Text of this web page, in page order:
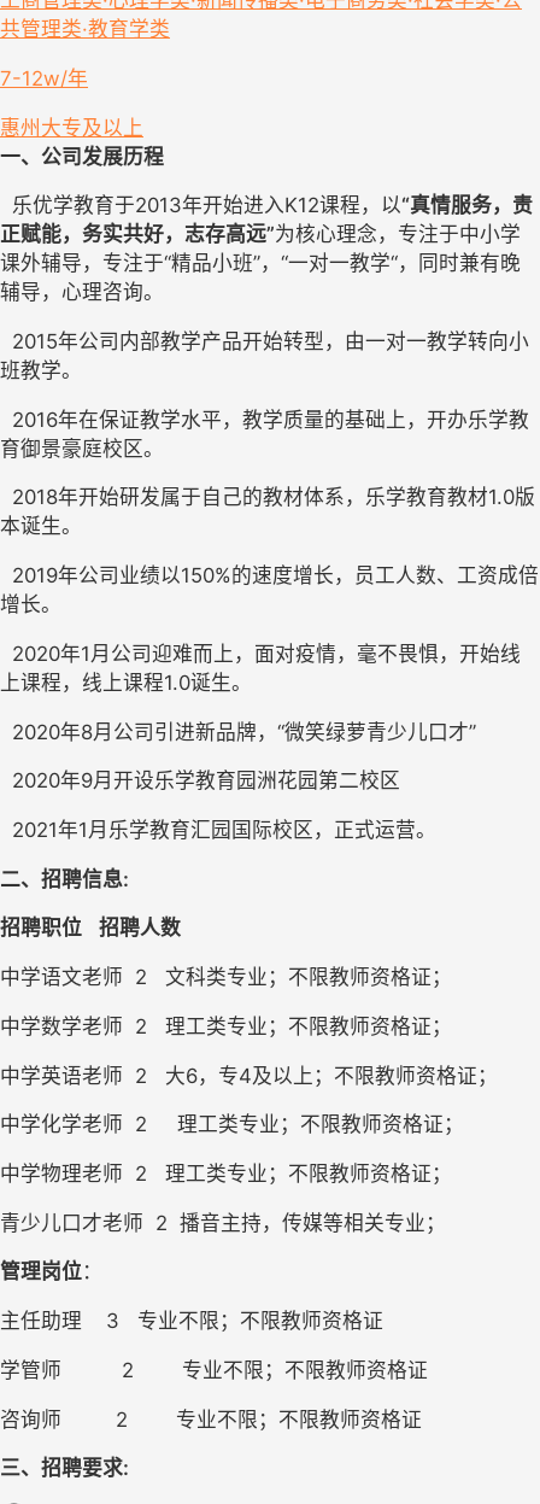
共管理类·教育学类
7-12w/年
惠州 大专及以上
一、公司发展历程
乐优学教育于2013年开始进入K12课程，以“真情服务，责
正赋能，务实共好，志存高远”为核心理念，专注于中小学
课外辅导，专注于“精品小班”，“一对一教学“，同时兼有晚
辅导，心理咨询。
2015年公司内部教学产品开始转型，由一对一教学转向小
班教学。
2016年在保证教学水平，教学质量的基础上，开办乐学教
育御景豪庭校区。
2018年开始研发属于自己的教材体系，乐学教育教材1.0版
本诞生。
2019年公司业绩以150%的速度增长，员工人数、工资成倍
增长。
2020年1月公司迎难而上，面对疫情，毫不畏惧，开始线
上课程，线上课程1.0诞生。
2020年8月公司引进新品牌，“微笑绿萝青少儿口才”
2020年9月开设乐学教育园洲花园第二校区
2021年1月乐学教育汇园国际校区，正式运营。
二、招聘信息:
招聘职位 招聘人数
中学语文老师  2   文科类专业；不限教师资格证；
中学数学老师  2   理工类专业；不限教师资格证；
中学英语老师  2   大6，专4及以上；不限教师资格证；
中学化学老师  2     理工类专业；不限教师资格证；
中学物理老师  2   理工类专业；不限教师资格证；
青少儿口才老师  2  播音主持，传媒等相关专业；
管理岗位：
主任助理    3   专业不限；不限教师资格证
学管师          2        专业不限；不限教师资格证
咨询师         2        专业不限；不限教师资格证
三、招聘要求: